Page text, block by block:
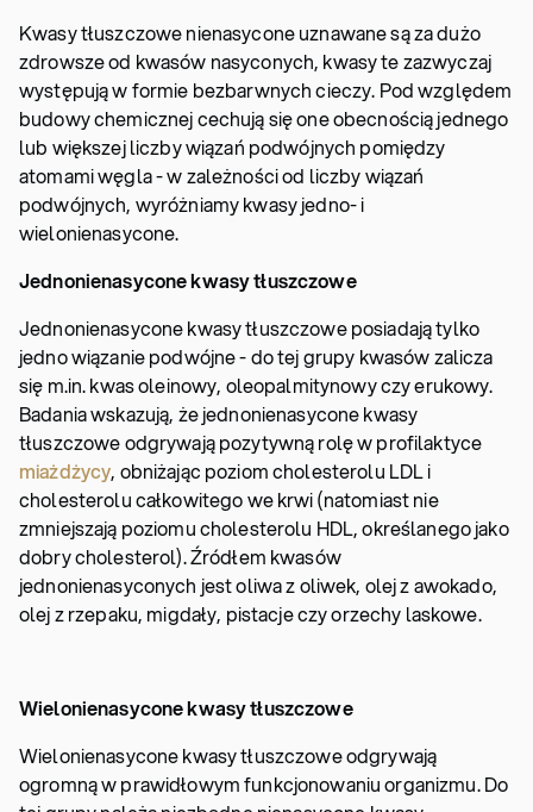
Kwasy tłuszczowe nienasycone uznawane są za dużo
zdrowsze od kwasów nasyconych, kwasy te zazwyczaj
występują w formie bezbarwnych cieczy. Pod względem
budowy chemicznej cechują się one obecnością jednego
lub większej liczby wiązań podwójnych pomiędzy
atomami węgla - w zależności od liczby wiązań
podwójnych, wyróżniamy kwasy jedno- i
wielonienasycone.
Jednonienasycone kwasy tłuszczowe
Jednonienasycone kwasy tłuszczowe posiadają tylko
jedno wiązanie podwójne - do tej grupy kwasów zalicza
się m.in. kwas oleinowy, oleopalmitynowy czy erukowy.
Badania wskazują, że jednonienasycone kwasy
tłuszczowe odgrywają pozytywną rolę w profilaktyce
miażdżycy, obniżając poziom cholesterolu LDL i
cholesterolu całkowitego we krwi (natomiast nie
zmniejszają poziomu cholesterolu HDL, określanego jako
dobry cholesterol). Źródłem kwasów
jednonienasyconych jest oliwa z oliwek, olej z awokado,
olej z rzepaku, migdały, pistacje czy orzechy laskowe.
Wielonienasycone kwasy tłuszczowe
Wielonienasycone kwasy tłuszczowe odgrywają
ogromną w prawidłowym funkcjonowaniu organizmu. Do